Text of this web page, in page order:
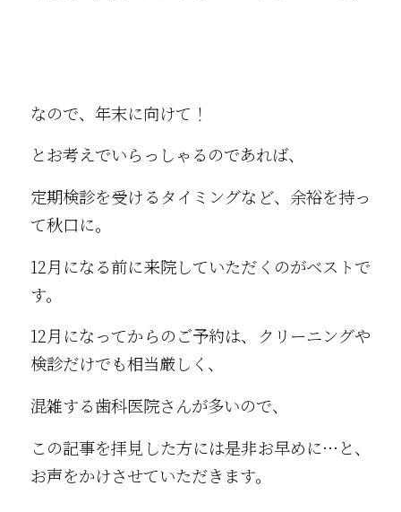
なので、年末に向けて！
とお考えでいらっしゃるのであれば、
定期検診を受けるタイミングなど、余裕を持っ
て秋口に。
12月になる前に来院していただくのがベストで
す。
12月になってからのご予約は、クリーニングや
検診だけでも相当厳しく、
混雑する歯科医院さんが多いので、
この記事を拝見した方には是非お早めに…と、
お声をかけさせていただきます。